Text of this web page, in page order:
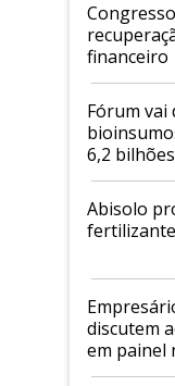
financeiro
Fórum vai
6,2
Abisolo
discutem
em painel
Andav